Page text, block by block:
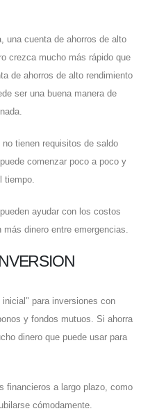
una cuenta de ahorros de alto
crezca mucho más rápido que
de ahorros de alto rendimiento
ser una buena manera de
tienen requisitos de saldo
comenzar poco a poco y
tiempo.
ayudar con los costos
dinero entre emergencias.
inicial" para inversiones con
y fondos mutuos. Si ahorra
dinero que puede usar para
financieros a largo plazo, como
cómodamente.